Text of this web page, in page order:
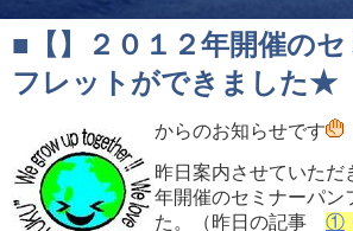
■【】２０１２年開催の
フレットができました★
からのお知らせです
昨日案内させていただ
年開催のセミナーパン
た。（昨日の記事 ①